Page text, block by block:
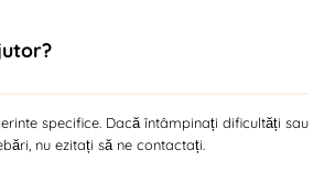
specifice. Dacă întâmpinați dificultăți sau
nu ezitați să ne contactați.